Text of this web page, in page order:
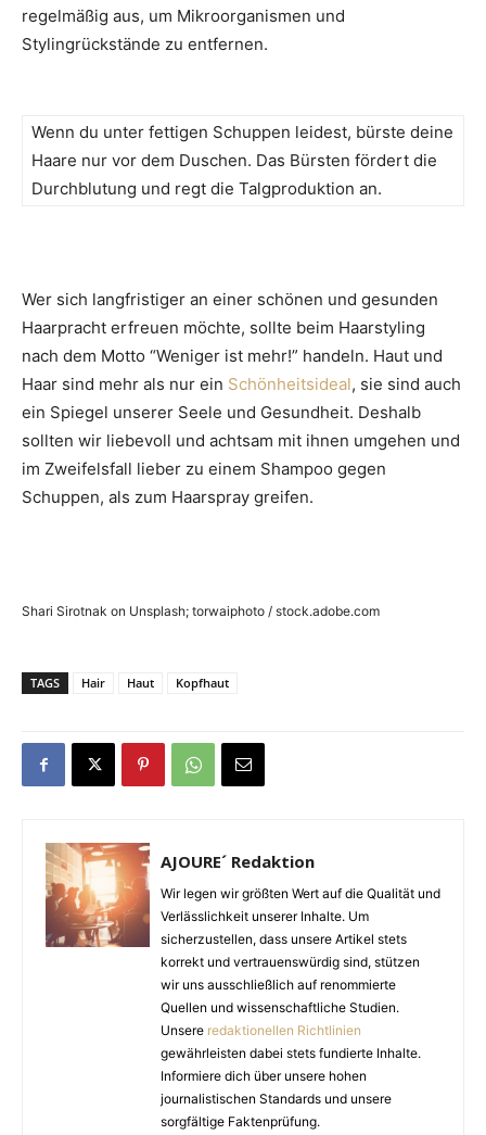
regelmäßig aus, um Mikroorganismen und
Stylingrückstände zu entfernen.
Wenn du unter fettigen Schuppen leidest, bürste deine
Haare nur vor dem Duschen. Das Bürsten fördert die
Durchblutung und regt die Talgproduktion an.
Wer sich langfristiger an einer schönen und gesunden
Haarpracht erfreuen möchte, sollte beim Haarstyling
nach dem Motto “Weniger ist mehr!” handeln. Haut und
Haar sind mehr als nur ein Schönheitsideal, sie sind auch
ein Spiegel unserer Seele und Gesundheit. Deshalb
sollten wir liebevoll und achtsam mit ihnen umgehen und
im Zweifelsfall lieber zu einem Shampoo gegen
Schuppen, als zum Haarspray greifen.
Shari Sirotnak on Unsplash; torwaiphoto / stock.adobe.com
TAGS Hair Haut Kopfhaut
AJOURE´ Redaktion
Wir legen wir größten Wert auf die Qualität und
Verlässlichkeit unserer Inhalte. Um
sicherzustellen, dass unsere Artikel stets
korrekt und vertrauenswürdig sind, stützen
wir uns ausschließlich auf renommierte
Quellen und wissenschaftliche Studien.
Unsere redaktionellen Richtlinien
gewährleisten dabei stets fundierte Inhalte.
Informiere dich über unsere hohen
journalistischen Standards und unsere
sorgfältige Faktenprüfung.